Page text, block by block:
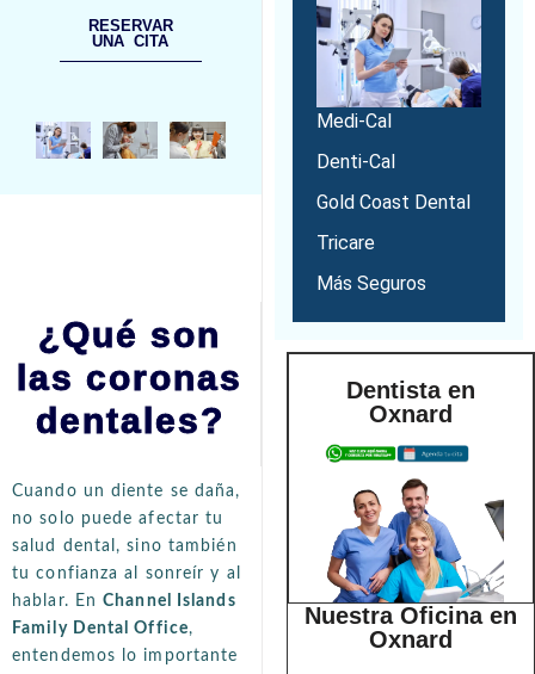
RESERVAR
UNA CITA
¿Qué son
las coronas
dentales?
Cuando un diente se daña,
no solo puede afectar tu
salud dental, sino también
tu confianza al sonreír y al
hablar. EnChannel Islands
Family Dental Office,
entendemos lo importante
Medi-Cal
Denti-Cal
Gold Coast Dental
Tricare
Más Seguros
Dentista en
Oxnard
Nuestra Oficina en
Oxnard